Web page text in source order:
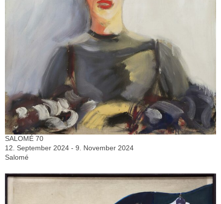
SALOMÉ 70
12. September 2024 - 9. November 2024
Salomé